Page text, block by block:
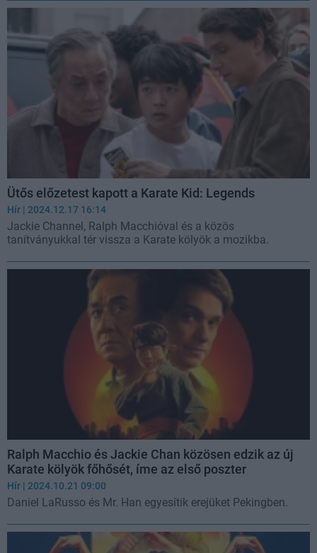
Ütős előzetest kapott a Karate Kid: Legends
Hír | 2024.12.17 16:14
Jackie Channel, Ralph Macchióval és a közös
tanítványukkal tér vissza a Karate kölyök a mozikba.
Ralph Macchio és Jackie Chan közösen edzik az új
Karate kölyök főhősét, íme az első poszter
Hír | 2024.10.21 09:00
Daniel LaRusso és Mr. Han egyesítik erejüket Pekingben.